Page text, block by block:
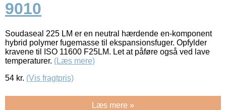
9010
Soudaseal 225 LM er en neutral hærdende en-komponent
hybrid polymer fugemasse til ekspansionsfuger. Opfylder
kravene til ISO 11600 F25LM. Let at påføre også ved lave
temperaturer. (Læs mere)
54 kr. (Vis fragtpris)
Læs mere »